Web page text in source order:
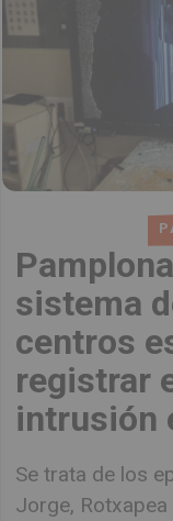
sistema
centros
registrar
intrusión
Se trata de los
Jorge,